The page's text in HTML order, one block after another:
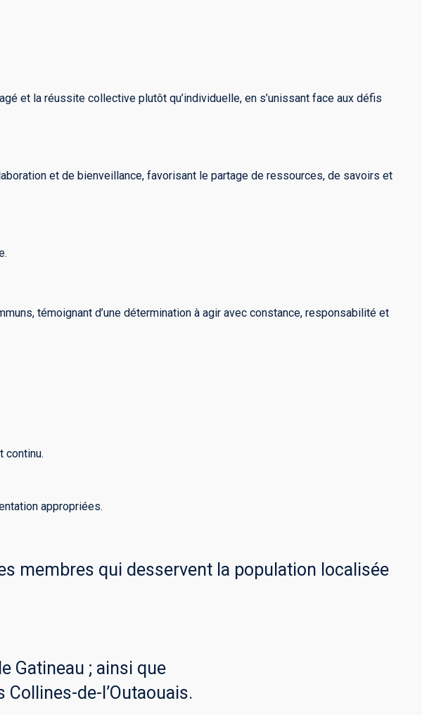
et la réussite collective plutôt qu’individuelle, en s’unissant face aux défis
et de bienveillance, favorisant le partage de ressources, de savoirs et
témoignant d’une détermination à agir avec constance, responsabilité et
continu.
appropriées.
membres qui desservent la population localisée
Gatineau ; ainsi que
Collines-de-l’Outaouais.